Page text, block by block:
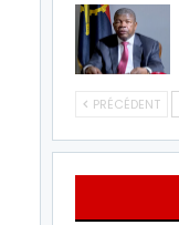
PRÉCÉDENT